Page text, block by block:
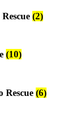
(2)
(10)
(6)